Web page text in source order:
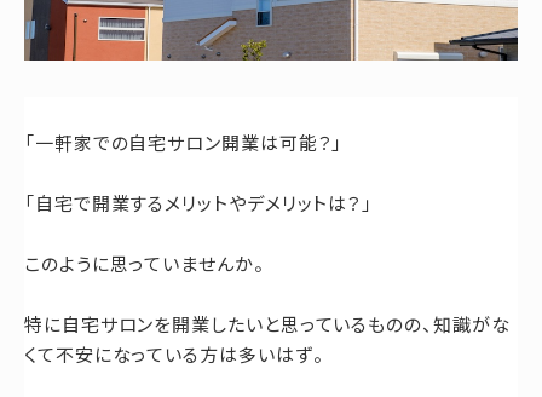
導入実績
「一軒家での自宅サロン開業は可能？」
「自宅で開業するメリットやデメリットは？」
このように思っていませんか。
特に自宅サロンを開業したいと思っているものの、知識がな
くて不安になっている方は多いはず。